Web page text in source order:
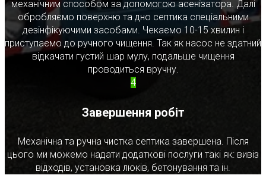
механічним способом за допомогою асенізатора. Далі
обробляємо поверхню та дно септика спеціальними
дезінфікуючими засобами. Чекаємо 10-15 хвилин і
приступаємо до ручного чищення. Так як насос не здатний
відкачати густий шар мулу, подальше чищення
проводиться вручну.
4
Завершення робіт
Механічна та ручна чистка септика завершена. Після
цього ми можемо надати додаткові послуги такі як: вивіз
відходів, установка люків, бетонування та ін.